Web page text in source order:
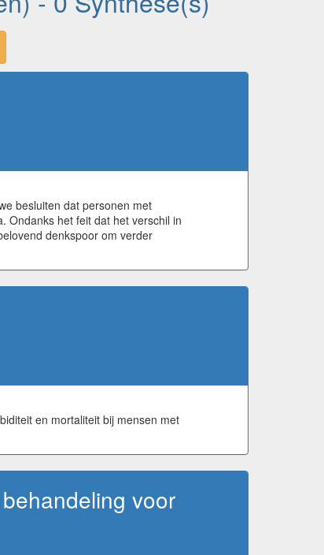
besluiten dat personen met
Ondanks het feit dat het verschil in
denkspoor om verder
en mortaliteit bij mensen met
voor